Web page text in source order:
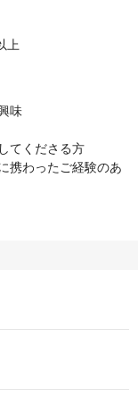
上
味
てくださる方
携わったご経験のあ